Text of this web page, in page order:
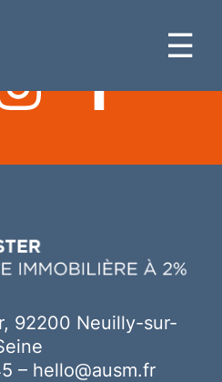
☰
92200 Neuilly-sur-
– hello@ausm.fr